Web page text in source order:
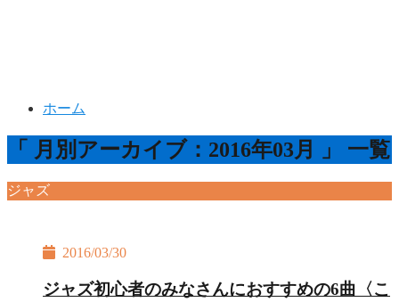
ホーム
「 月別アーカイブ：2016年03月 」 一覧
ジャズ
2016/03/30
ジャズ初心者のみなさんにおすすめの6曲〈こ